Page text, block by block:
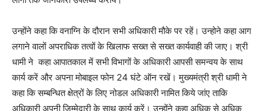
उन्होंने कहा कि वनाग्नि के दौरान सभी अधिकारी मौके पर रहें। उन्होने कहा आग
लगाने वालों अपराधिक तत्वों के खिलाफ सख्त से सख्त कार्यवाही की जाए। श्री
धामी ने कहा आपातकाल में सभी विभागों के अधिकारी आपसी समन्वय के साथ
कार्य करें और अपना मोबाइल फोन 24 घंटे ऑन रखें। मुख्यमंत्री श्री धामी ने
कहा कि सम्बन्धित क्षेत्रों के लिए नोडल अधिकारी नामित किये जांए ताकि
अधिकारी अपनी जिम्मेदारी के साथ कार्य करें। उन्होंने कहा अधिक से अधिक